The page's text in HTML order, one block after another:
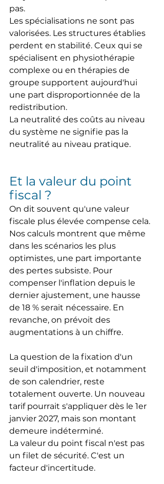
pas.
Les spécialisations ne sont pas
valorisées. Les structures établies
perdent en stabilité. Ceux qui se
spécialisent en physiothérapie
complexe ou en thérapies de
groupe supportent aujourd'hui
une part disproportionnée de la
redistribution.
La neutralité des coûts au niveau
du système ne signifie pas la
neutralité au niveau pratique.
Et la valeur du point
fiscal ?
On dit souvent qu'une valeur
fiscale plus élevée compense cela.
Nos calculs montrent que même
dans les scénarios les plus
optimistes, une part importante
des pertes subsiste. Pour
compenser l'inflation depuis le
dernier ajustement, une hausse
de 18 % serait nécessaire. En
revanche, on prévoit des
augmentations à un chiffre.
La question de la fixation d'un
seuil d'imposition, et notamment
de son calendrier, reste
totalement ouverte. Un nouveau
tarif pourrait s'appliquer dès le 1er
janvier 2027, mais son montant
demeure indéterminé.
La valeur du point fiscal n'est pas
un filet de sécurité. C'est un
facteur d'incertitude.